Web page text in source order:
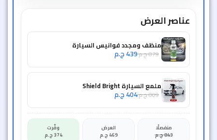
عناصر العرض
منظف ومجدد فوانيس السيارة
879ج.م439ج.م
ملمع السيارة Shield Bright
809ج.م404ج.م
منفصلًا
843ج.م
العرض
469 ج.م
وفّرت
374ج.م